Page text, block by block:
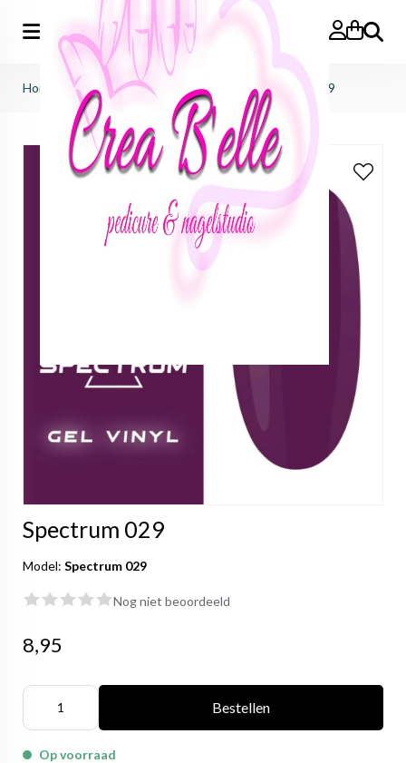
Zoeken
Home f.o.x nails>spectrum gelpolish >Spectrum 029
Spectrum 029
Model: Spectrum 029
Nog niet beoordeeld
8,95
Bestellen
Op voorraad